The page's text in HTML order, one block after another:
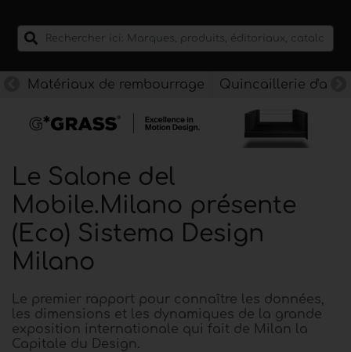
Matériaux de rembourrage Quincaillerie
Le Salone del
Mobile.Milano présente
(Eco) Sistema Design
Milano
Le premier rapport pour connaître les données,
les dimensions et les dynamiques de la grande
exposition internationale qui fait de Milan la
Capitale du Design.